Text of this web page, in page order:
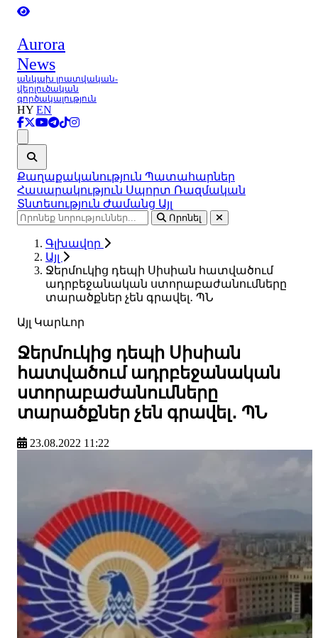
Aurora
News
անկախ լրատվական-
վերլուծական
գործակալություն
HY EN
Քաղաքականություն Պատահարներ
Հասարակություն Սպորտ Ռազմական
Տնտեսություն Ժամանց Այլ
Որոնել
Գլխավոր
Այլ
Ջերմուկից դեպի Սիսիան հատվածում
ադրբեջանական ստորաբաժանումները
տարածքներ չեն գրավել․ ՊՆ
Այլ Կարևոր
Ջերմուկից դեպի Սիսիան
հատվածում ադրբեջանական
ստորաբաժանումները
տարածքներ չեն գրավել․ ՊՆ
23.08.2022 11:22